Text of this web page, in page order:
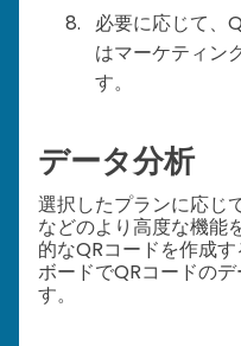
必要に応じて、
はマーケティン
す。
データ分析
選択したプランに応じ
などのより高度な機能
的なQRコードを作成
ボードでQRコードの
す。